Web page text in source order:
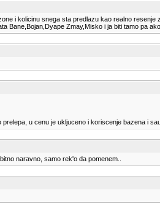
i kolicinu snega sta predlazu kao realno
Bane,Bojan,Dyape Zmay,Misko i ja biti tamo pa
u cenu je ukljuceno i koriscenje bazena i
naravno, samo rek'o da pomenem..